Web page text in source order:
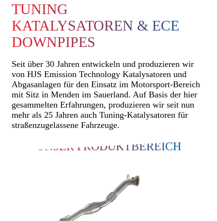
TUNING
KATALYSATOREN & ECE
DOWNPIPES
Seit über 30 Jahren entwickeln und produzieren wir
von HJS Emission Technology Katalysatoren und
Abgasanlagen für den Einsatz im Motorsport-Bereich
mit Sitz in Menden im Sauerland. Auf Basis der hier
gesammelten Erfahrungen, produzieren wir seit nun
mehr als 25 Jahren auch Tuning-Katalysatoren für
straßenzugelassene Fahrzeuge.
UNSER PRODUKTBEREICH